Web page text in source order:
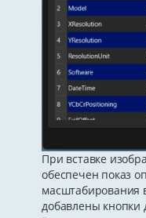
При вставке
обеспечен показ
масштабирования
добавлены кнопки